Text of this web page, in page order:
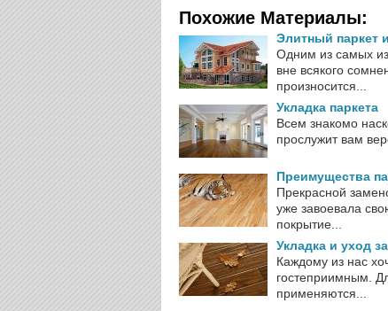
Похожие Материалы:
Элитный паркет
Одним из самых
вне всякого
произносится...
Укладка паркета
Всем знакомо
прослужит вам
Преимущества
Прекрасной
уже завоевала
покрытие...
Укладка и уход
Каждому из нас
гостеприимным.
применяются...